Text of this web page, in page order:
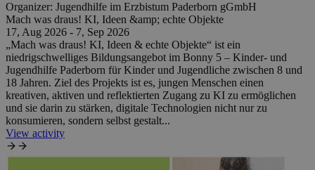
Organizer: Jugendhilfe im Erzbistum Paderborn gGmbH
Mach was draus! KI, Ideen &amp; echte Objekte
17, Aug 2026 - 7, Sep 2026
„Mach was draus! KI, Ideen & echte Objekte“ ist ein
niedrigschwelliges Bildungsangebot im Bonny 5 – Kinder- und
Jugendhilfe Paderborn für Kinder und Jugendliche zwischen 8 und
18 Jahren. Ziel des Projekts ist es, jungen Menschen einen
kreativen, aktiven und reflektierten Zugang zu KI zu ermöglichen
und sie darin zu stärken, digitale Technologien nicht nur zu
konsumieren, sondern selbst gestalt...
View activity